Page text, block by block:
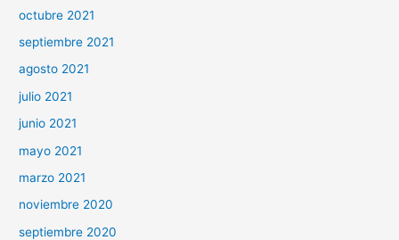
octubre 2021
septiembre 2021
agosto 2021
julio 2021
junio 2021
mayo 2021
marzo 2021
noviembre 2020
septiembre 2020